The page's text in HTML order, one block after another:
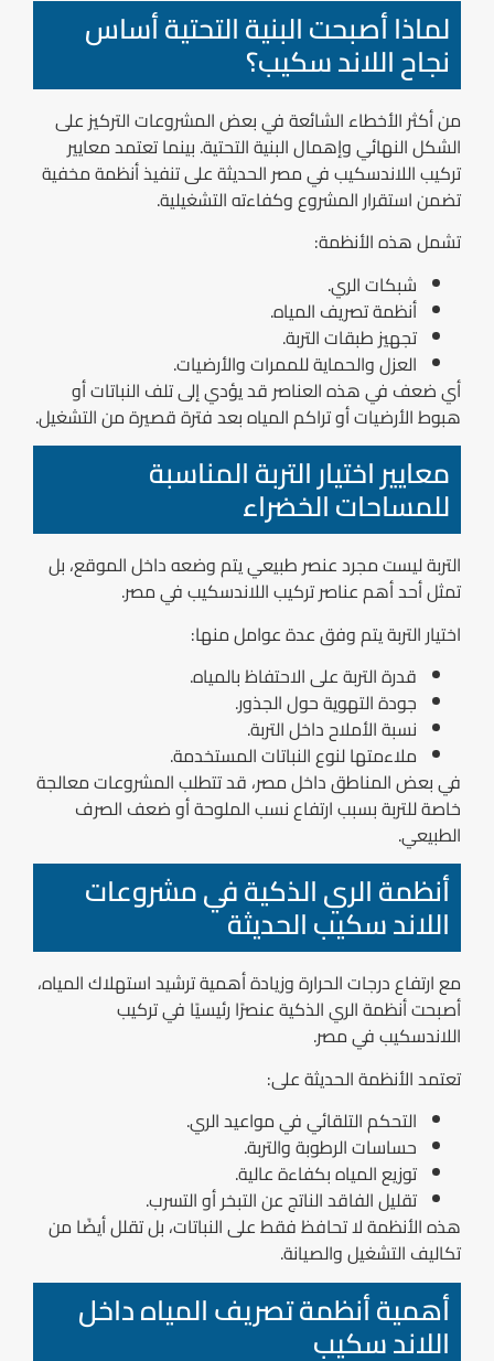
لماذا أصبحت البنية التحتية أساس
نجاح اللاند سكيب؟
من أكثر الأخطاء الشائعة في بعض المشروعات التركيز على
الشكل النهائي وإهمال البنية التحتية. بينما تعتمد معايير
تركيب اللاندسكيب في مصر الحديثة على تنفيذ أنظمة مخفية
تضمن استقرار المشروع وكفاءته التشغيلية.
تشمل هذه الأنظمة:
شبكات الري.
أنظمة تصريف المياه.
تجهيز طبقات التربة.
العزل والحماية للممرات والأرضيات.
أي ضعف في هذه العناصر قد يؤدي إلى تلف النباتات أو
هبوط الأرضيات أو تراكم المياه بعد فترة قصيرة من التشغيل.
معايير اختيار التربة المناسبة
للمساحات الخضراء
التربة ليست مجرد عنصر طبيعي يتم وضعه داخل الموقع، بل
تمثل أحد أهم عناصر تركيب اللاندسكيب في مصر.
اختيار التربة يتم وفق عدة عوامل منها:
قدرة التربة على الاحتفاظ بالمياه.
جودة التهوية حول الجذور.
نسبة الأملاح داخل التربة.
ملاءمتها لنوع النباتات المستخدمة.
في بعض المناطق داخل مصر، قد تتطلب المشروعات معالجة
خاصة للتربة بسبب ارتفاع نسب الملوحة أو ضعف الصرف
الطبيعي.
أنظمة الري الذكية في مشروعات
اللاند سكيب الحديثة
مع ارتفاع درجات الحرارة وزيادة أهمية ترشيد استهلاك المياه،
أصبحت أنظمة الري الذكية عنصرًا رئيسيًا في تركيب
اللاندسكيب في مصر.
تعتمد الأنظمة الحديثة على:
التحكم التلقائي في مواعيد الري.
حساسات الرطوبة والتربة.
توزيع المياه بكفاءة عالية.
تقليل الفاقد الناتج عن التبخر أو التسرب.
هذه الأنظمة لا تحافظ فقط على النباتات، بل تقلل أيضًا من
تكاليف التشغيل والصيانة.
أهمية أنظمة تصريف المياه داخل
اللاند سكيب